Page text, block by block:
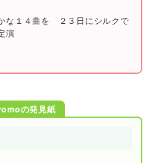
な１４曲を ２３日にシルクで
演
の発見紙